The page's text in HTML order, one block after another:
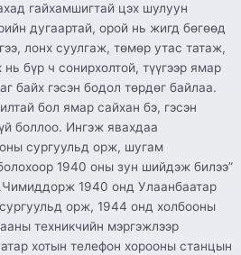
гайхамшигтай цэх шулуун
дугаартай, орой нь жигд бөгөөд
лонх суулгаж, төмөр утас татаж,
нь бүр ч сонирхолтой, түүгээр ямар
байх гэсэн бодол төрдөг байлаа.
бол ямар сайхан бэ, гэсэн
боллоо. Ингэж явахдаа
сургуульд орж, шугам
1940 оны зун шийдэж билээ”
1940 онд Улаанбаатар
орж, 1944 онд холбооны
техникчийн мэргэжлээр
хотын телефон хорооны станцын